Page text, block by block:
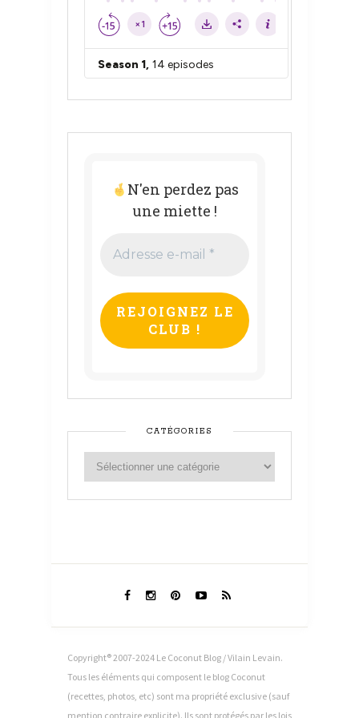
N'en perdez pas
une miette !
e-
*
CATÉGORIES
Copyright® 2007-2024 Le Coconut Blog / Vilain Levain.
Tous les éléments qui composent le blog Coconut
(recettes, photos, etc) sont ma propriété exclusive (sauf
mention contraire explicite). Ils sont protégés par les lois